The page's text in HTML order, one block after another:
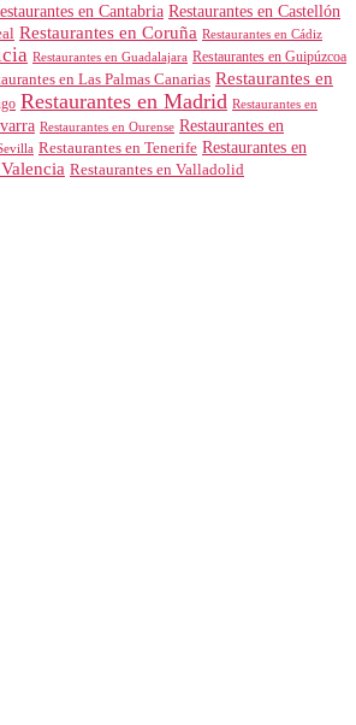
en Cantabria Restaurantes en Castellón
Restaurantes en Coruña Restaurantes en Cádiz
Restaurantes en Guadalajara Restaurantes en Guipúzcoa
en Las Palmas Canarias Restaurantes en
Restaurantes en Madrid Restaurantes en
Restaurantes en Ourense Restaurantes en
Restaurantes en Tenerife Restaurantes en
Restaurantes en Valladolid